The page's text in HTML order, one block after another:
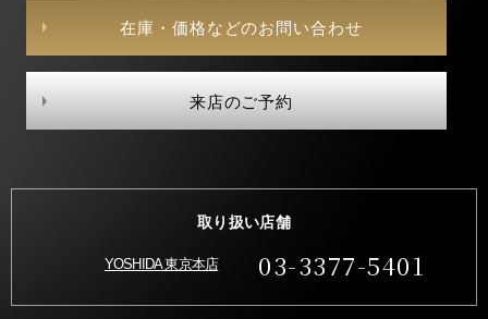
在庫・価格などのお問い合わせ
来店のご予約
取り扱い店舗
YOSHIDA 東京本店 03-3377-5401